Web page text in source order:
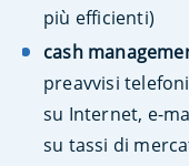
più efficienti)
cash
preavvisi
su Internet, e-
su tassi di